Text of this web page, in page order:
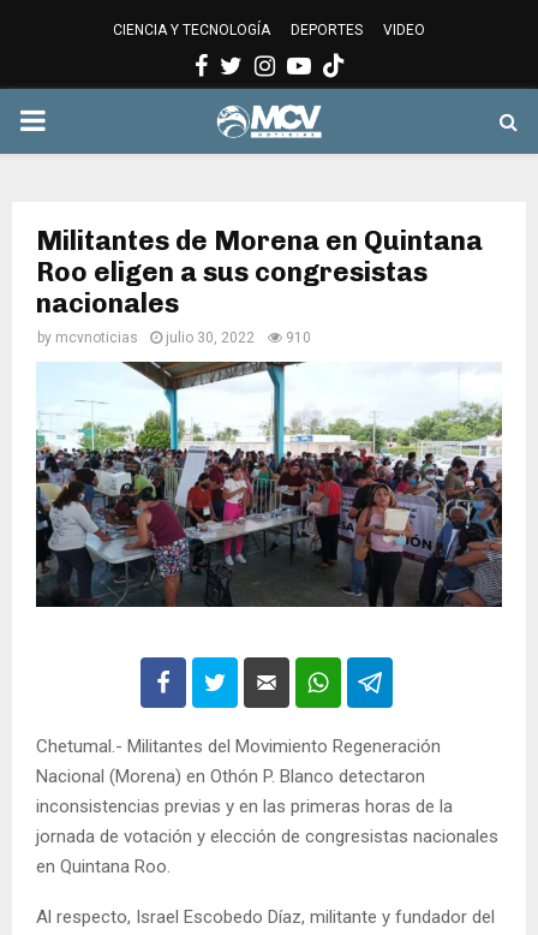
CIENCIA Y TECNOLOGÍA DEPORTES VIDEO
Facebook
Twitter
Instagram
Youtube
PRIMARY
Militantes de Morena en Quintana
Roo eligen a sus congresistas
nacionales
by mcvnoticias julio 30, 2022 910
Chetumal.- Militantes del Movimiento Regeneración
Nacional (Morena) en Othón P. Blanco detectaron
inconsistencias previas y en las primeras horas de la
jornada de votación y elección de congresistas nacionales
en Quintana Roo.
Al respecto, Israel Escobedo Díaz, militante y fundador del